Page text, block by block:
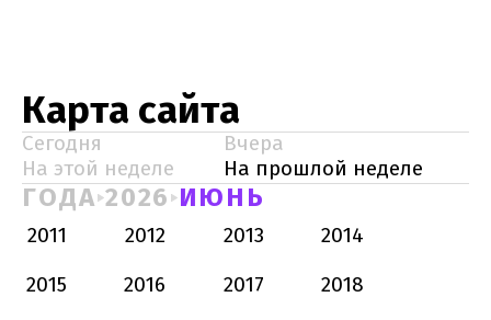
Карта сайта
Сегодня
Вчера
На этой неделе
На прошлой неделе
ГОДА 2026 ИЮНЬ
2011 2012 2013
2014
2015
2016 2017
2018